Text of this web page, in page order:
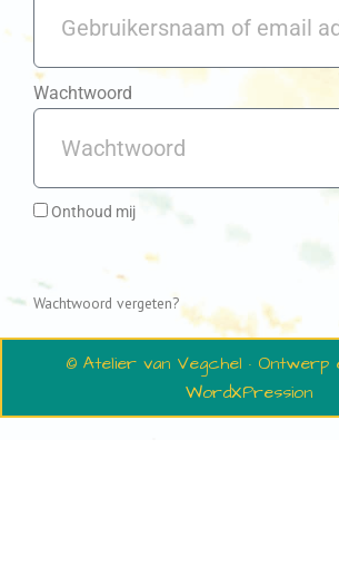
Wachtwoord
Onthoud mij
Wachtwoord vergeten?
© Atelier van Vegchel · Ontwerp
WordXPression